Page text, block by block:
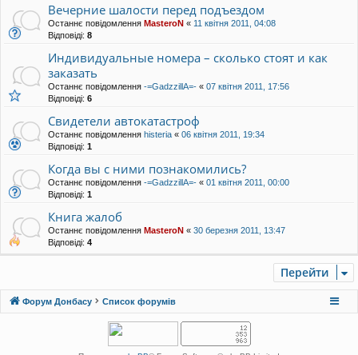
Вечерние шалости перед подъездом
Останнє повідомлення MasteroN « 11 квітня 2011, 04:08
Відповіді: 8
Индивидуальные номера – сколько стоят и как
заказать
Останнє повідомлення -=GadzzillA=- « 07 квітня 2011, 17:56
Відповіді: 6
Свидетели автокатастроф
Останнє повідомлення histeria « 06 квітня 2011, 19:34
Відповіді: 1
Когда вы с ними познакомились?
Останнє повідомлення -=GadzzillA=- « 01 квітня 2011, 00:00
Відповіді: 1
Книга жалоб
Останнє повідомлення MasteroN « 30 березня 2011, 13:47
Відповіді: 4
Перейти
Форум Донбасу Список форумів